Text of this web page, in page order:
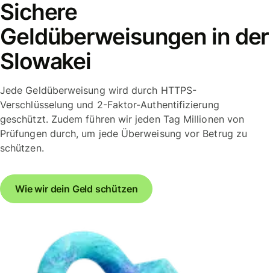
Sichere
Geldüberweisungen in der
Slowakei
Jede Geldüberweisung wird durch HTTPS-
Verschlüsselung und 2-Faktor-Authentifizierung
geschützt. Zudem führen wir jeden Tag Millionen von
Prüfungen durch, um jede Überweisung vor Betrug zu
schützen.
Wie wir dein Geld schützen